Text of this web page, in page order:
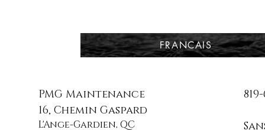
FRANCAIS
PMG Maintenance
16, Chemin Gaspard
L'Ange-Gardien, QC